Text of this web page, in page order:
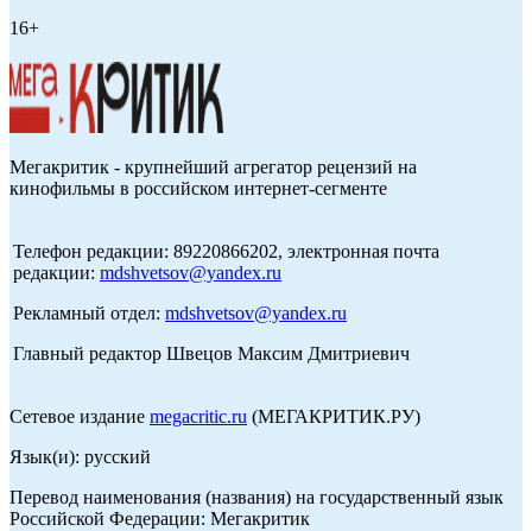
16+
Мегакритик - крупнейший агрегатор рецензий на
кинофильмы в российском интернет-сегменте
Телефон редакции: 89220866202, электронная почта
редакции: mdshvetsov@yandex.ru
Рекламный отдел: mdshvetsov@yandex.ru
Главный редактор Швецов Максим Дмитриевич
Сетевое издание megacritic.ru (МЕГАКРИТИК.РУ)
Язык(и): русский
Перевод наименования (названия) на государственный язык
Российской Федерации: Мегакритик